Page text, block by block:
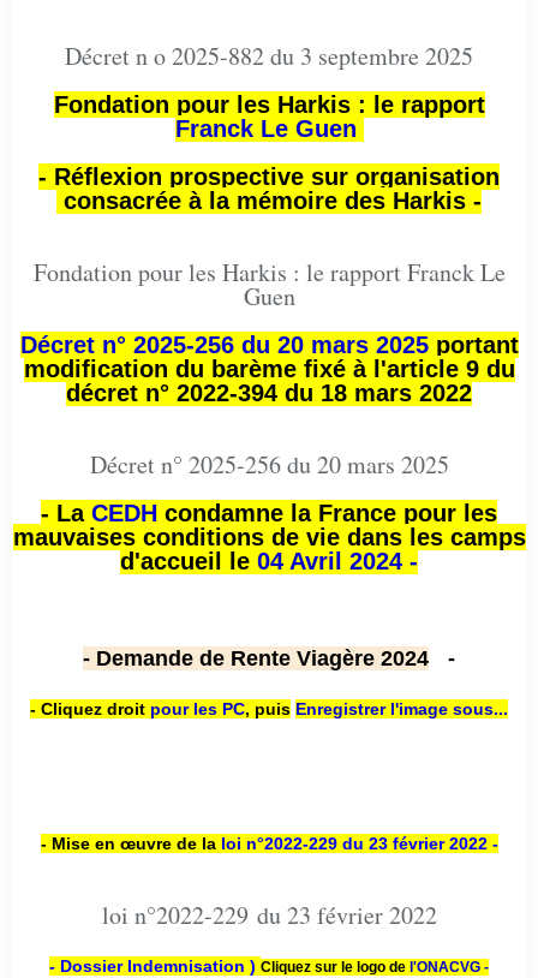
Décret n o 2025-882 du 3 septembre 2025
Fondation pour les Harkis : le rapport
Franck Le Guen
- Réflexion prospective sur organisation
consacrée à la mémoire des Harkis -
Fondation pour les Harkis : le rapport Franck Le
Guen
Décret n° 2025-256 du 20 mars 2025portant
modification du barème fixé à l'article 9 du
décret n° 2022-394 du 18 mars 2022
Décret n° 2025-256 du 20 mars 2025
- La CEDH condamne la France pour les
mauvaises conditions de vie dans les camps
d'accueil le 04 Avril 2024 -
- Demande de Rente Viagère 2024 -
- Cliquez droit pour les PC, puis Enregistrer l'image sous...
- Mise en œuvre de la loi n°2022-229 du 23 février 2022 -
loi n°2022-229 du 23 février 2022
- Dossier Indemnisation ) Cliquez sur le logo de l'ONACVG -